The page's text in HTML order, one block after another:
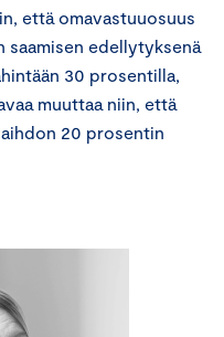
että omavastuuosuus
saamisen edellytyksenä
30 prosentilla,
muuttaa niin, että
20 prosentin